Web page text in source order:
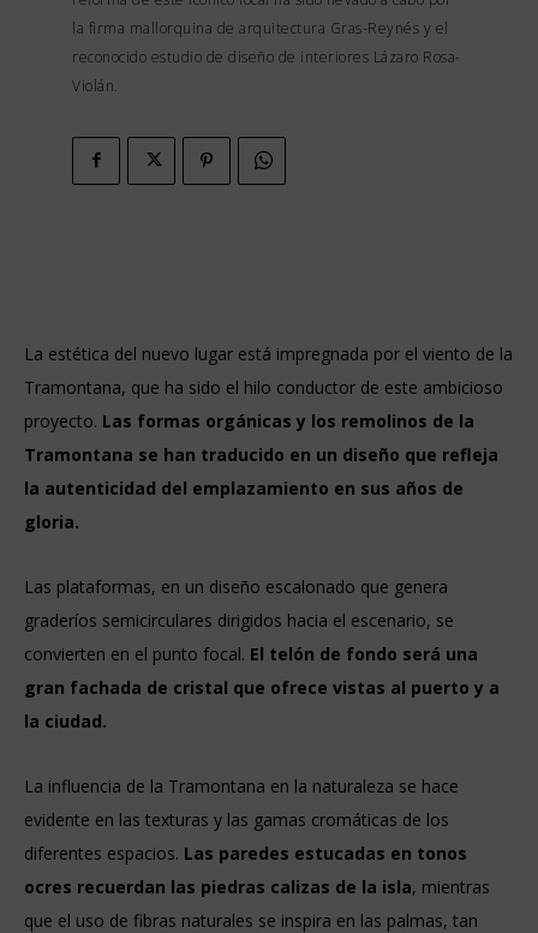
la firma mallorquina de arquitectura Gras-Reynés y el
reconocido estudio de diseño de interiores Lázaro Rosa-
Violán.
La estética del nuevo lugar está impregnada por el viento de la
Tramontana, que ha sido el hilo conductor de este ambicioso
proyecto. Las formas orgánicas y los remolinos de la
Tramontana se han traducido en un diseño que refleja
la autenticidad del emplazamiento en sus años de
gloria.
Las plataformas, en un diseño escalonado que genera
graderíos semicirculares dirigidos hacia el escenario, se
convierten en el punto focal. El telón de fondo será una
gran fachada de cristal que ofrece vistas al puerto y a
la ciudad.
La influencia de la Tramontana en la naturaleza se hace
evidente en las texturas y las gamas cromáticas de los
diferentes espacios. Las paredes estucadas en tonos
ocres recuerdan las piedras calizas de la isla, mientras
que el uso de fibras naturales se inspira en las palmas, tan